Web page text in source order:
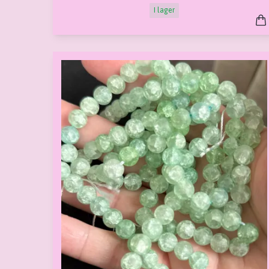
I lager